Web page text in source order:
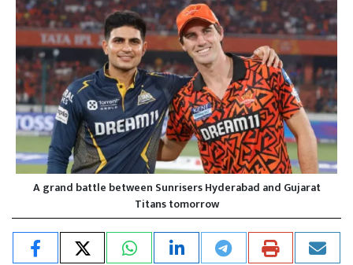
A grand battle between Sunrisers Hyderabad and Gujarat
Titans tomorrow